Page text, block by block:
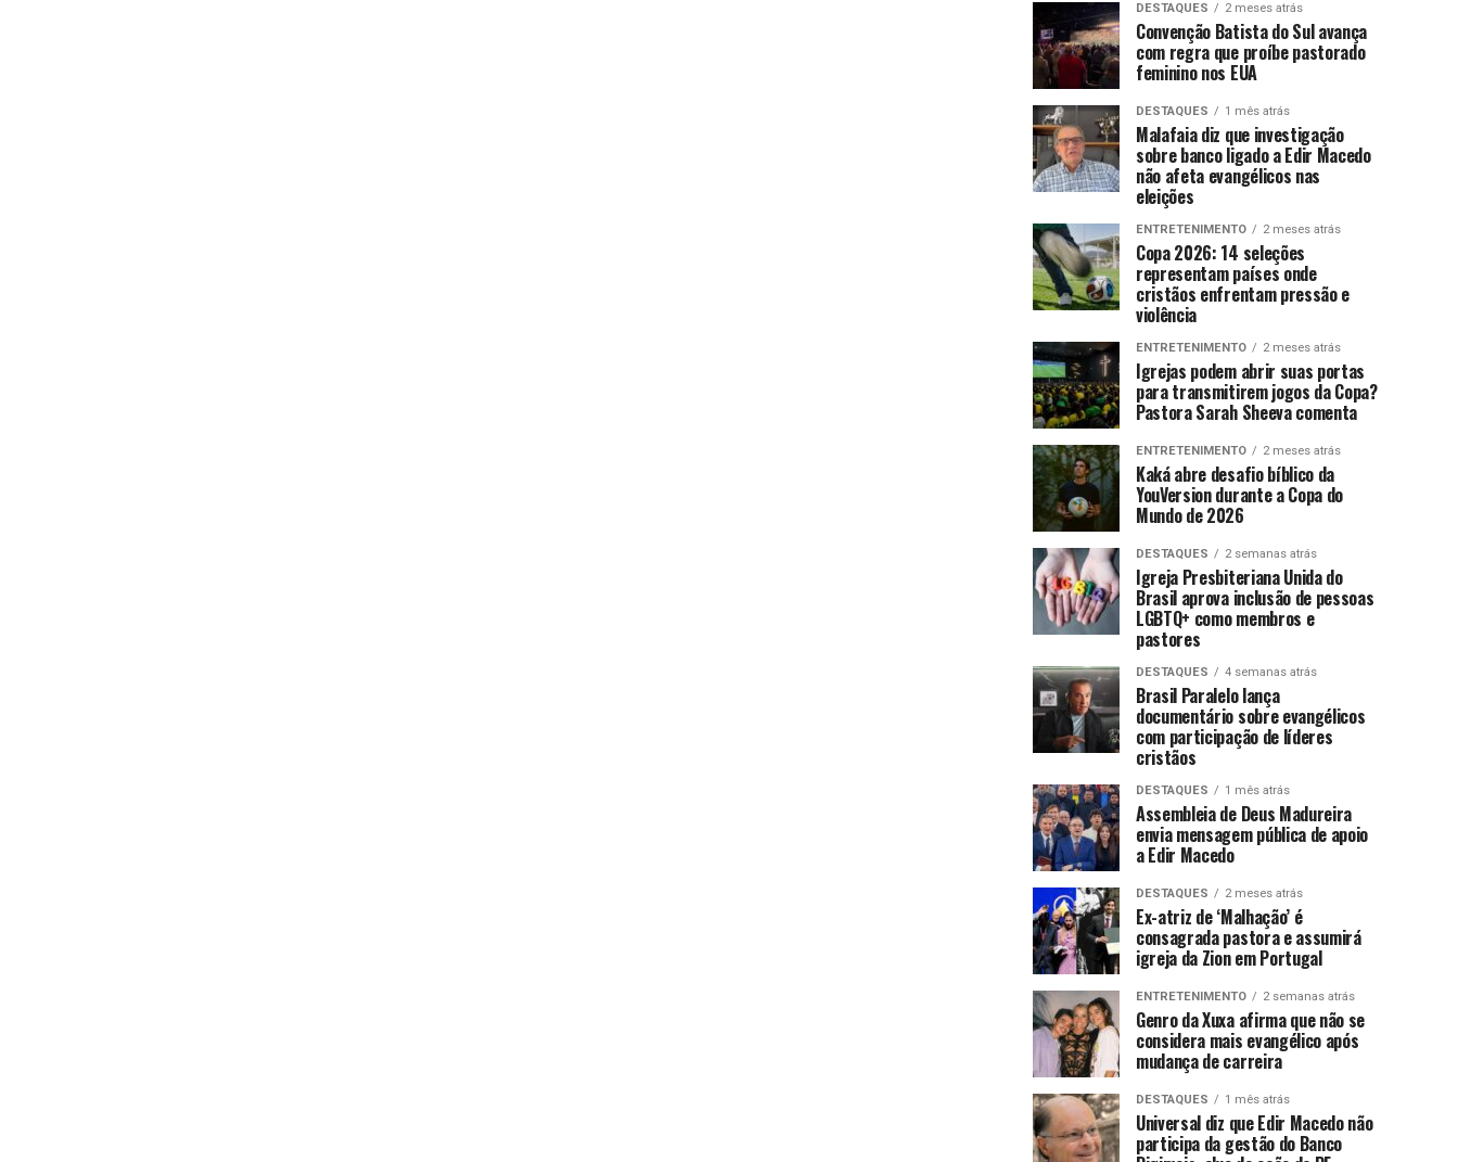
DESTAQUES 2 meses atrás
Convenção Batista do Sul avança
com regra que proíbe pastorado
feminino nos EUA
DESTAQUES 1 mês atrás
Malafaia diz que investigação
sobre banco ligado a Edir Macedo
não afeta evangélicos nas
eleições
ENTRETENIMENTO 2 meses atrás
Copa 2026: 14 seleções
representam países onde
cristãos enfrentam pressão e
violência
ENTRETENIMENTO 2 meses atrás
Igrejas podem abrir suas portas
para transmitirem jogos da Copa?
Pastora Sarah Sheeva comenta
ENTRETENIMENTO 2 meses atrás
Kaká abre desafio bíblico da
YouVersion durante a Copa do
Mundo de 2026
DESTAQUES 2 semanas atrás
Igreja Presbiteriana Unida do
Brasil aprova inclusão de pessoas
LGBTQ+ como membros e
pastores
DESTAQUES 4 semanas atrás
Brasil Paralelo lança
documentário sobre evangélicos
com participação de líderes
cristãos
DESTAQUES 1 mês atrás
Assembleia de Deus Madureira
envia mensagem pública de apoio
a Edir Macedo
DESTAQUES 2 meses atrás
Ex-atriz de ‘Malhação’ é
consagrada pastora e assumirá
igreja da Zion em Portugal
ENTRETENIMENTO 2 semanas atrás
Genro da Xuxa afirma que não se
considera mais evangélico após
mudança de carreira
DESTAQUES 1 mês atrás
Universal diz que Edir Macedo não
participa da gestão do Banco